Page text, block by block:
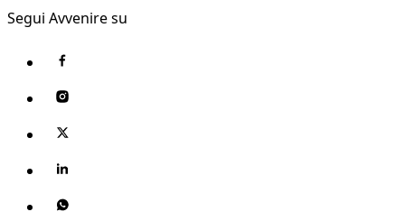
Segui Avvenire su